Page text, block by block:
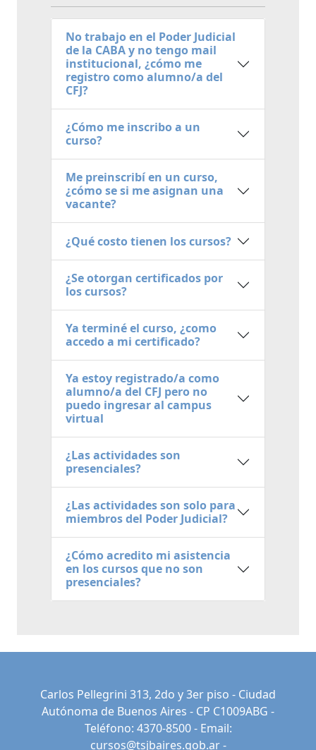
No trabajo en el Poder Judicial
de la CABA y no tengo mail
institucional, ¿cómo me
registro como alumno/a del
CFJ?
¿Cómo me inscribo a un
curso?
Me preinscribí en un curso,
¿cómo se si me asignan una
vacante?
¿Qué costo tienen los cursos?
¿Se otorgan certificados por
los cursos?
Ya terminé el curso, ¿como
accedo a mi certificado?
Ya estoy registrado/a como
alumno/a del CFJ pero no
puedo ingresar al campus
virtual
¿Las actividades son
presenciales?
¿Las actividades son solo para
miembros del Poder Judicial?
¿Cómo acredito mi asistencia
en los cursos que no son
presenciales?
Carlos Pellegrini 313, 2do y 3er piso - Ciudad
Autónoma de Buenos Aires - CP C1009ABG -
Teléfono: 4370-8500 - Email:
cursos@tsjbaires.gob.ar-